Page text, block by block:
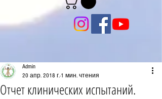
Отчет клинических испытаний.
Admin
20 апр. 2018 г. 1 мин. чтения